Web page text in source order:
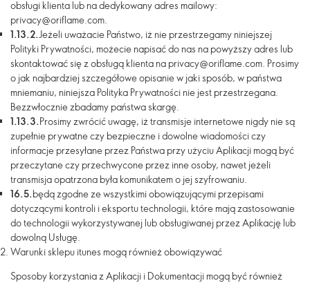
obsługi klienta lub na dedykowany adres mailowy:
privacy@oriflame.com.
1.13.2.Jeżeli uważacie Państwo, iż nie przestrzegamy niniejszej
Polityki Prywatności, możecie napisać do nas na powyższy adres lub
skontaktować się z obsługą klienta na privacy@oriflame.com. Prosimy
o jak najbardziej szczegółowe opisanie w jaki sposób, w państwa
mniemaniu, niniejsza Polityka Prywatności nie jest przestrzegana.
Bezzwłocznie zbadamy państwa skargę.
1.13.3.Prosimy zwrócić uwagę, iż transmisje internetowe nigdy nie są
zupełnie prywatne czy bezpieczne i dowolne wiadomości czy
informacje przesyłane przez Państwa przy użyciu Aplikacji mogą być
przeczytane czy przechwycone przez inne osoby, nawet jeżeli
transmisja opatrzona była komunikatem o jej szyfrowaniu.
16.5.będą zgodne ze wszystkimi obowiązującymi przepisami
dotyczącymi kontroli i eksportu technologii, które mają zastosowanie
do technologii wykorzystywanej lub obsługiwanej przez Aplikację lub
dowolną Usługę.
Warunki sklepu itunes mogą również obowiązywać
Sposoby korzystania z Aplikacji i Dokumentacji mogą być również